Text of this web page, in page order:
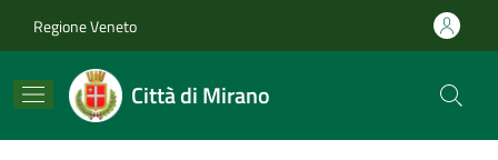
Regione Veneto
Città di Mirano